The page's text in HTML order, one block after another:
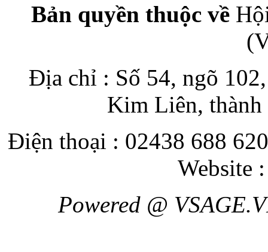
Bản quyền thuộc về
Địa chỉ : Số 54, ngõ
Kim Liên,
Điện thoại : 02438 688
Website
Powered @